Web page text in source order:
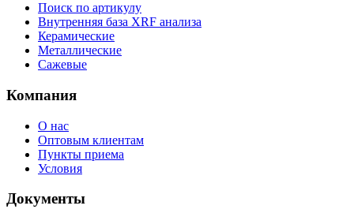
Поиск по артикулу
Внутренняя база XRF анализа
Керамические
Металлические
Сажевые
Компания
О нас
Оптовым клиентам
Пункты приема
Условия
Документы